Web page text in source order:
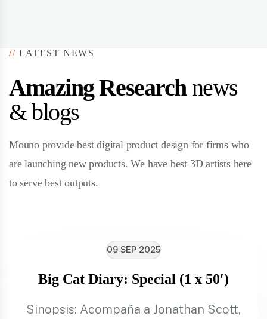
// LATEST NEWS
Amazing Researchnews
& blogs
Mouno provide best digital product design for firms who
are launching new products. We have best 3D artists here
to serve best outputs.
09 SEP 2025
Big Cat Diary: Special (1 x 50′)
Sinopsis: Acompaña a Jonathan Scott,